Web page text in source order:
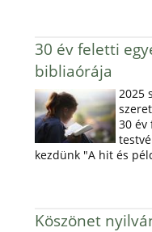
30 év feletti
bibliaórája
2025
30 év
kezdünk "A hit és
Köszönet